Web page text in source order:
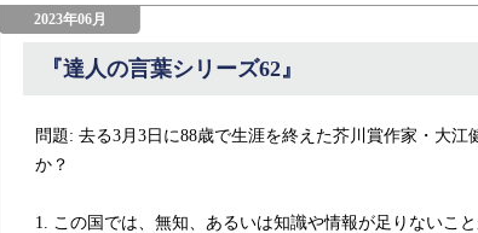
2023年06月
『達人の言葉シリーズ62』
問題: 去る3月3日に88歳で生涯を終えた芥川賞作家・大
か？
1. この国では、無知、あるいは知識や情報が足りないこ